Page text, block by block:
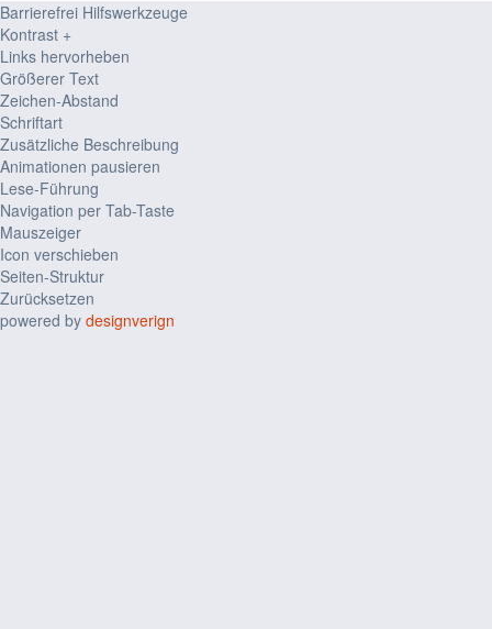
Barrierefrei Hilfswerkzeuge
Kontrast +
Links hervorheben
Größerer Text
Zeichen-Abstand
Schriftart
Zusätzliche Beschreibung
Animationen pausieren
Lese-Führung
Navigation per Tab-Taste
Mauszeiger
Icon verschieben
Seiten-Struktur
Zurücksetzen
powered by designverign